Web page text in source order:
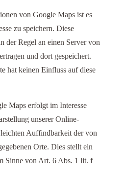
von Google Maps ist es
zu speichern. Diese
der Regel an einen Server von
und dort gespeichert.
hat keinen Einfluss auf diese
Maps erfolgt im Interesse
unserer Online-
Auffindbarkeit der von
Orte. Dies stellt ein
Sinne von Art. 6 Abs. 1 lit. f